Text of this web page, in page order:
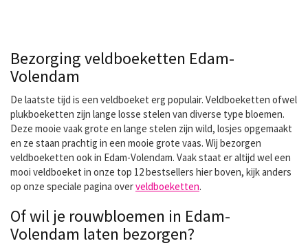
Bezorging veldboeketten Edam-
Volendam
De laatste tijd is een veldboeket erg populair. Veldboeketten ofwel
plukboeketten zijn lange losse stelen van diverse type bloemen.
Deze mooie vaak grote en lange stelen zijn wild, losjes opgemaakt
en ze staan prachtig in een mooie grote vaas. Wij bezorgen
veldboeketten ook in Edam-Volendam. Vaak staat er altijd wel een
mooi veldboeket in onze top 12 bestsellers hier boven, kijk anders
op onze speciale pagina overveldboeketten.
Of wil je rouwbloemen in Edam-
Volendam laten bezorgen?